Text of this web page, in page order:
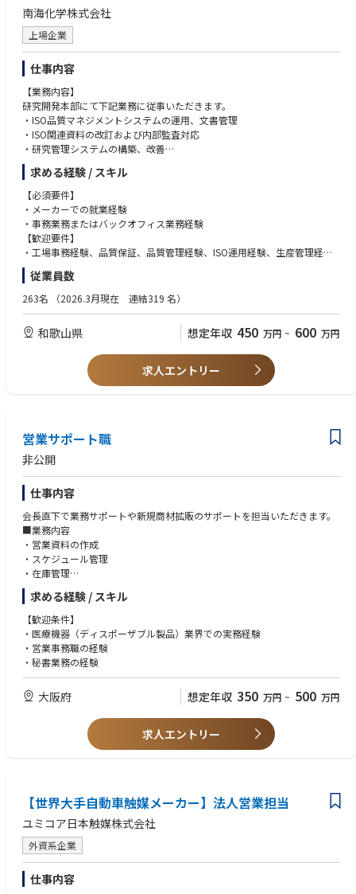
南海化学株式会社
上場企業
仕事内容
【業務内容】
研究開発本部にて下記業務に従事いただきます。
・ISO品質マネジメントシステムの運用、文書管理
・ISO関連資料の改訂および内部監査対応
・研究管理システムの構築、改善
・DX推進および業務効率化施策の企画運営
・外部ベンダーとの折衝
・大学との共同研究契約窓口業務
・研究所内の各種事務業務
求める経験 / スキル
【必須要件】
・メーカーでの就業経験
・事務業務またはバックオフィス業務経験
【歓迎要件】
・工場事務経験、品質保証、品質管理経験、ISO運用経験、生産管理経
験、業務改善やDX推進経験
従業員数
263名 （2026.3月現在 連結319 名）
和歌山県 想定年収 450 万円 ~ 600 万円
求人エントリー
営業サポート職
非公開
仕事内容
会長直下で業務サポートや新規商材拡販のサポートを担当いただきます。
■業務内容
・営業資料の作成
・スケジュール管理
・在庫管理
その他付随する業務を担当いただきます。
求める経験 / スキル
【歓迎条件】
・医療機器（ディスポーザブル製品）業界での実務経験
・営業事務職の経験
・秘書業務の経験
大阪府 想定年収 350 万円 ~ 500 万円
求人エントリー
【世界大手自動車触媒メーカー】法人営業担当
ユミコア日本触媒株式会社
外資系企業
仕事内容